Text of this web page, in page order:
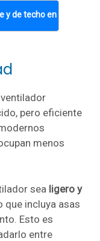
y de techo en
pero eficiente
menos
sea ligero y
que incluya asas
Esto es
entre